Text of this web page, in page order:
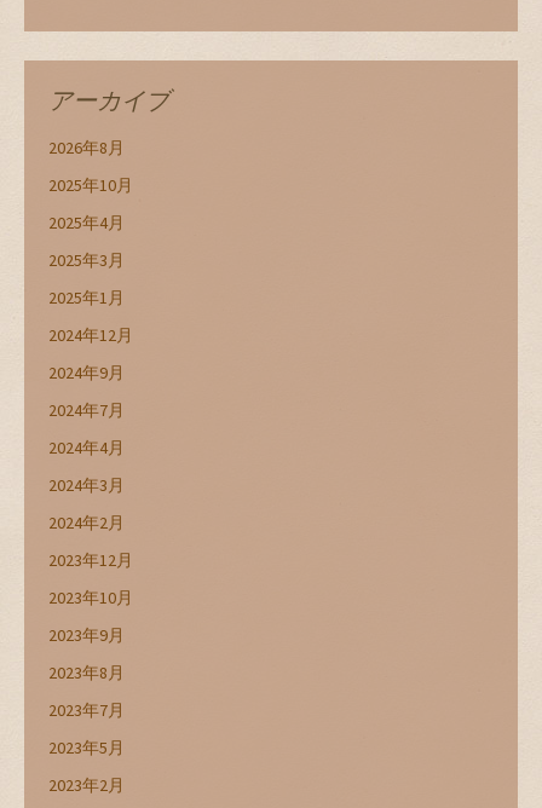
アーカイブ
2026年8月
2025年10月
2025年4月
2025年3月
2025年1月
2024年12月
2024年9月
2024年7月
2024年4月
2024年3月
2024年2月
2023年12月
2023年10月
2023年9月
2023年8月
2023年7月
2023年5月
2023年2月